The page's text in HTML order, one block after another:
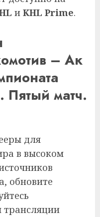
и KHL Prime.
– Ак
матч.
для
в высоком
обновите
трансляции